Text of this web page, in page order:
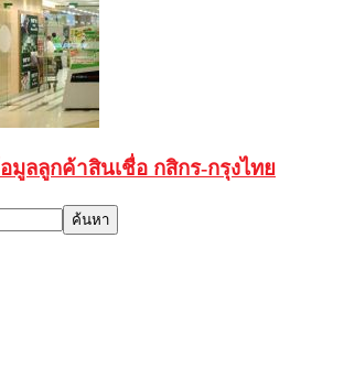
ลลูกค้าสินเชื่อ กสิกร-กรุงไทย